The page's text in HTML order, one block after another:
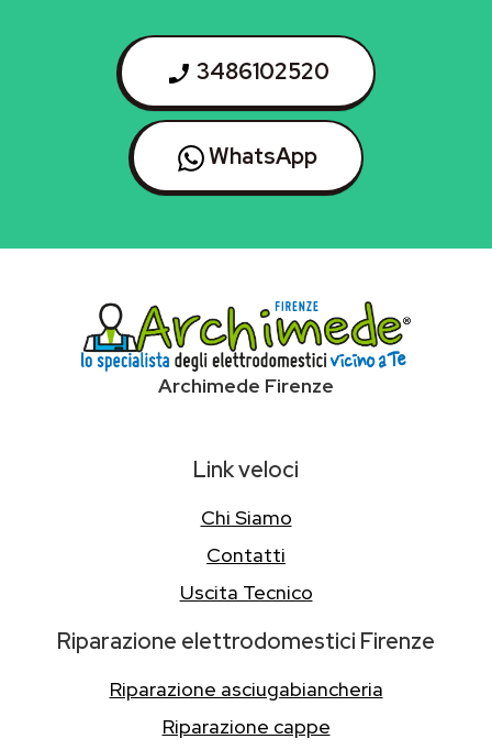
3486102520
WhatsApp
Archimede Firenze
Link veloci
Chi Siamo
Contatti
Uscita Tecnico
Riparazione elettrodomestici Firenze
Riparazione asciugabiancheria
Riparazione cappe